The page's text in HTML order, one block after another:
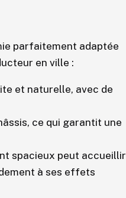
parfaitement adaptée
en ville :
et naturelle, avec de
ce qui garantit une
spacieux peut accueillir
à ses effets